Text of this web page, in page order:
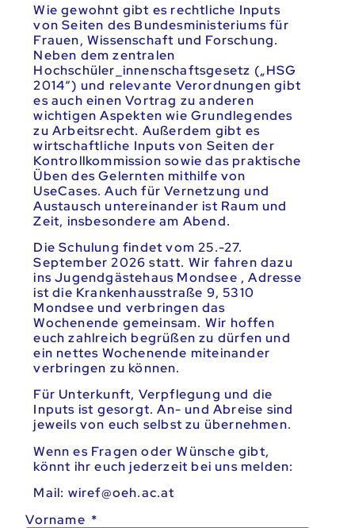
Wie gewohnt gibt es rechtliche Inputs
von Seiten des Bundesministeriums für
Frauen, Wissenschaft und Forschung.
Neben dem zentralen
Hochschüler_innenschaftsgesetz („HSG
2014“) und relevante Verordnungen gibt
es auch einen Vortrag zu anderen
wichtigen Aspekten wie Grundlegendes
zu Arbeitsrecht. Außerdem gibt es
wirtschaftliche Inputs von Seiten der
Kontrollkommission sowie das praktische
Üben des Gelernten mithilfe von
UseCases. Auch für Vernetzung und
Austausch untereinander ist Raum und
Zeit, insbesondere am Abend.
Die Schulung findet vom 25.-27.
September 2026 statt. Wir fahren dazu
ins Jugendgästehaus Mondsee , Adresse
ist die Krankenhausstraße 9, 5310
Mondsee und verbringen das
Wochenende gemeinsam. Wir hoffen
euch zahlreich begrüßen zu dürfen und
ein nettes Wochenende miteinander
verbringen zu können.
Für Unterkunft, Verpflegung und die
Inputs ist gesorgt. An- und Abreise sind
jeweils von euch selbst zu übernehmen.
Wenn es Fragen oder Wünsche gibt,
könnt ihr euch jederzeit bei uns melden:
Mail: ta.ca.heo@feriw
Vorname